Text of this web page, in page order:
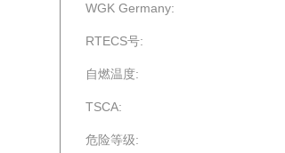
WGK Germany:
RTECS号:
自燃温度:
TSCA:
危险等级: